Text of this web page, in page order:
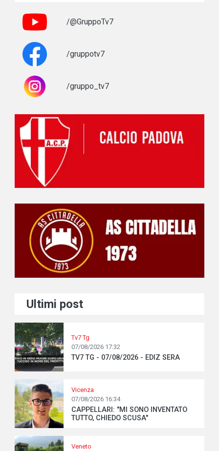
/@GruppoTv7
/gruppotv7
/gruppo_tv7
Ultimi post
Tv7 Tg
07/08/2026 17:32
TV7 TG - 07/08/2026 - EDIZ SERA
Vicenza
07/08/2026 16:34
CAPPELLARI: "MI SONO INVENTATO
TUTTO, CHIEDO SCUSA"
Veneto